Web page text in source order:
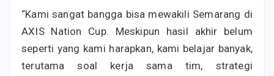
“Kami sangat bangga bisa mewakili Semarang di
AXIS Nation Cup. Meskipun hasil akhir belum
seperti yang kami harapkan, kami belajar banyak,
terutama soal kerja sama tim, strategi